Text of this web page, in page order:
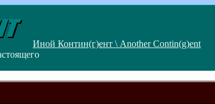
Иной Контин(г)ент \ Another Contin(g)ent